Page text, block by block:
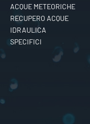
ACQUE METEORICHE
RECUPERO ACQUE
IDRAULICA
SPECIFICI